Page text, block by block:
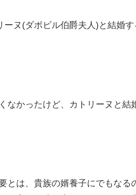
ヌ(ダボビル伯爵夫人)と結婚
なかったけど、カトリーヌと結
とは、貴族の婿養子にでもなる